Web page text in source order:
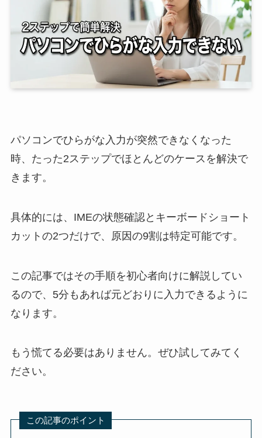
パソコンでひらがな入力が突然できなくなった
時、たった2ステップでほとんどのケースを解決で
きます。
具体的には、IMEの状態確認とキーボードショート
カットの2つだけで、原因の9割は特定可能です。
この記事ではその手順を初心者向けに解説してい
るので、5分もあれば元どおりに入力できるように
なります。
もう慌てる必要はありません。ぜひ試してみてく
ださい。
この記事のポイント